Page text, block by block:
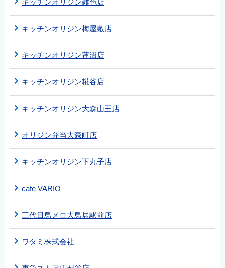
キッチンオリジン雑色店
キッチンオリジン梅屋敷店
キッチンオリジン蓮沼店
キッチンオリジン糀谷店
キッチンオリジン大森山王店
オリジン弁当大森町店
キッチンオリジン下丸子店
cafe VARIO
三代目鳥メロ大鳥居駅前店
ワタミ株式会社